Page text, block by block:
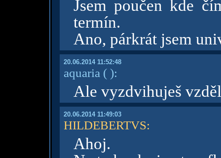
Jsem poučen kde
termín.
Ano, párkrát jsem
20.06.2014 11:52:48
aquaria ( ):
Ale vyzdvihuješ
20.06.2014 11:49:03
HILDEBERTVS:
Ahoj.